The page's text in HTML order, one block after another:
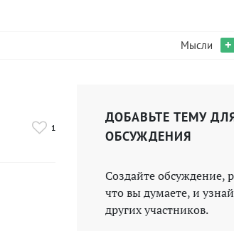
Мысли +
1
ДОБАВЬТЕ ТЕМУ
ОБСУЖДЕНИЯ
Создайте обсуждение,
что вы думаете, и
других участников.